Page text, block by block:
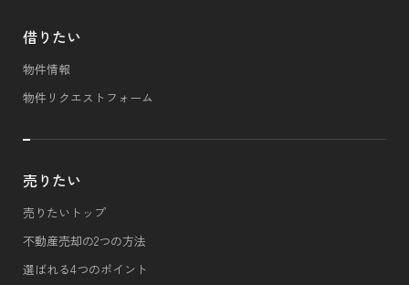
借りたい
物件情報
物件リクエストフォーム
売りたい
売りたいトップ
不動産売却の2つの方法
選ばれる4つのポイント